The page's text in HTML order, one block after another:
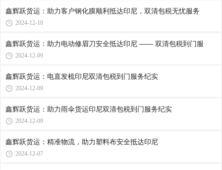
鑫辉跃货运：助力客户钢化膜顺利抵达印尼，双清包税无忧服务
2024-12-10
鑫辉跃货运：助力电动修眉刀安全抵达印尼 —— 双清包税到门服
2024-12-09
鑫辉跃货运：电直发梳印尼双清包税到门服务纪实
2024-12-09
鑫辉跃货运：助力雨伞货运印尼双清包税到门服务纪实
2024-12-09
鑫辉跃货运：精准物流，助力塑料布安全抵达印尼
2024-12-07